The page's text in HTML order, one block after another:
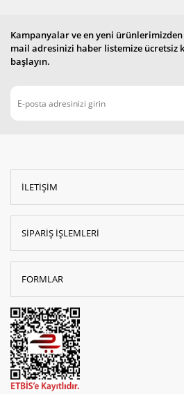
Kampanyalar ve en yeni
mail adresinizi haber listemize ücretsiz
başlayın.
İLETİŞİM
SİPARİŞ İŞLEMLERİ
FORMLAR